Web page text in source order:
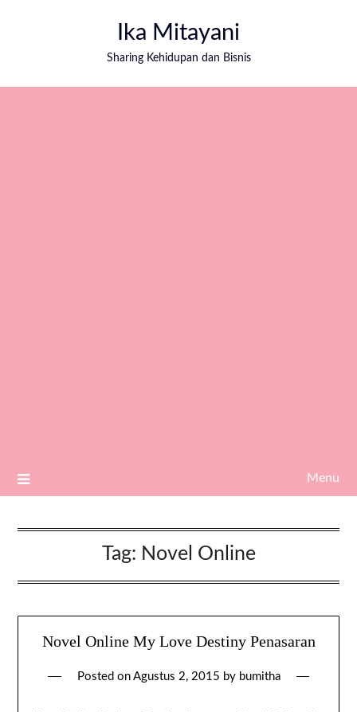
Ika Mitayani
Sharing Kehidupan dan Bisnis
Menu
Tag: Novel Online
Novel Online My Love Destiny Penasaran
Posted on Agustus 2, 2015 by bumitha